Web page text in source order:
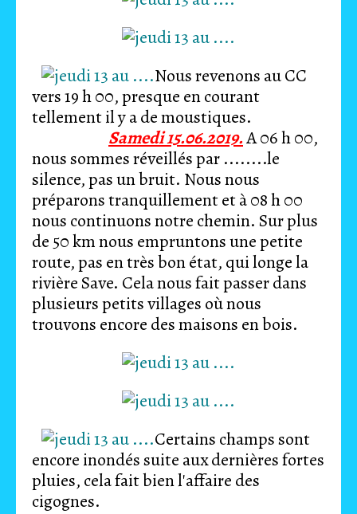
Nous revenons au CC
vers 19 h 00, presque en courant
tellement il y a de moustiques.
Samedi 15.06.2019.A 06 h 00,
nous sommes réveillés par ........le
silence, pas un bruit. Nous nous
préparons tranquillement et à 08 h 00
nous continuons notre chemin. Sur plus
de 50 km nous empruntons une petite
route, pas en très bon état, qui longe la
rivière Save. Cela nous fait passer dans
plusieurs petits villages où nous
trouvons encore des maisons en bois.
Certains champs sont
encore inondés suite aux dernières fortes
pluies, cela fait bien l'affaire des
cigognes.